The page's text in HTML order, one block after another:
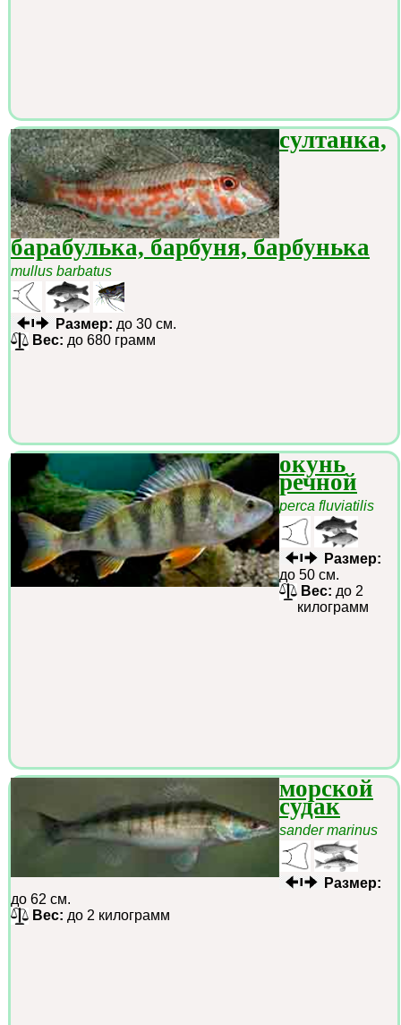
султанка,
барабулька, барбуня, барбунька
mullus barbatus
Размер: до 30 см.
Вес: до 680 грамм
окунь
речной
perca fluviatilis
Размер:
до 50 см.
Вес: до 2
килограмм
морской
судак
sander marinus
Размер:
до 62 см.
Вес: до 2 килограмм